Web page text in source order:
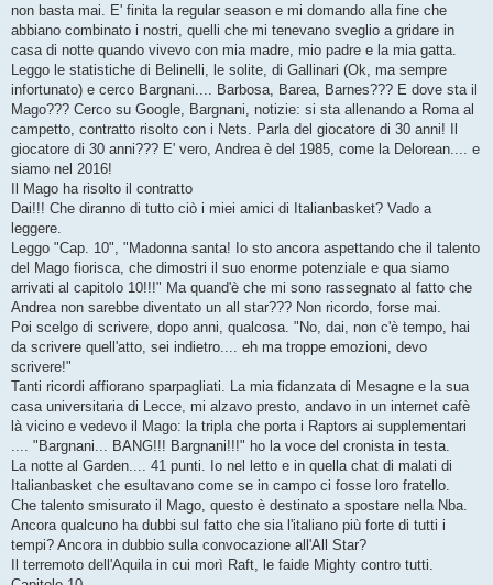
non basta mai. E' finita la regular season e mi domando alla fine che
abbiano combinato i nostri, quelli che mi tenevano sveglio a gridare in
casa di notte quando vivevo con mia madre, mio padre e la mia gatta.
Leggo le statistiche di Belinelli, le solite, di Gallinari (Ok, ma sempre
infortunato) e cerco Bargnani.... Barbosa, Barea, Barnes??? E dove sta il
Mago??? Cerco su Google, Bargnani, notizie: si sta allenando a Roma al
campetto, contratto risolto con i Nets. Parla del giocatore di 30 anni! Il
giocatore di 30 anni??? E' vero, Andrea è del 1985, come la Delorean.... e
siamo nel 2016!
Il Mago ha risolto il contratto
Dai!!! Che diranno di tutto ciò i miei amici di Italianbasket? Vado a
leggere.
Leggo "Cap. 10", "Madonna santa! Io sto ancora aspettando che il talento
del Mago fiorisca, che dimostri il suo enorme potenziale e qua siamo
arrivati al capitolo 10!!!" Ma quand'è che mi sono rassegnato al fatto che
Andrea non sarebbe diventato un all star??? Non ricordo, forse mai.
Poi scelgo di scrivere, dopo anni, qualcosa. "No, dai, non c'è tempo, hai
da scrivere quell'atto, sei indietro.... eh ma troppe emozioni, devo
scrivere!"
Tanti ricordi affiorano sparpagliati. La mia fidanzata di Mesagne e la sua
casa universitaria di Lecce, mi alzavo presto, andavo in un internet cafè
là vicino e vedevo il Mago: la tripla che porta i Raptors ai supplementari
.... "Bargnani... BANG!!! Bargnani!!!" ho la voce del cronista in testa.
La notte al Garden.... 41 punti. Io nel letto e in quella chat di malati di
Italianbasket che esultavano come se in campo ci fosse loro fratello.
Che talento smisurato il Mago, questo è destinato a spostare nella Nba.
Ancora qualcuno ha dubbi sul fatto che sia l'italiano più forte di tutti i
tempi? Ancora in dubbio sulla convocazione all'All Star?
Il terremoto dell'Aquila in cui morì Raft, le faide Mighty contro tutti.